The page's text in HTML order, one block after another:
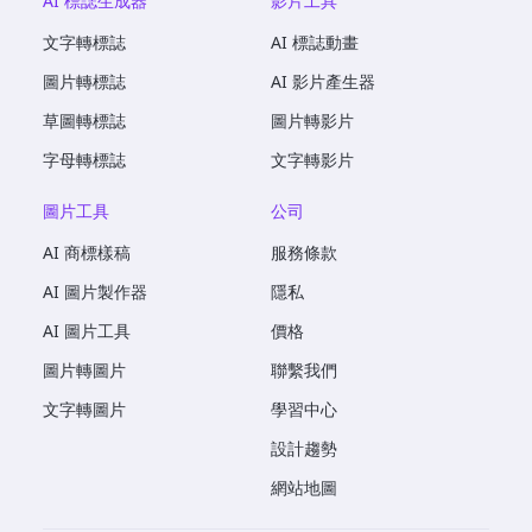
文字轉標誌
圖片轉標誌
草圖轉標誌
字母轉標誌
AI 標誌動畫
AI 影片產生器
圖片轉影片
文字轉影片
圖片工具
AI 商標樣稿
AI 圖片製作器
AI 圖片工具
圖片轉圖片
文字轉圖片
公司
服務條款
隱私
價格
聯繫我們
學習中心
設計趨勢
網站地圖